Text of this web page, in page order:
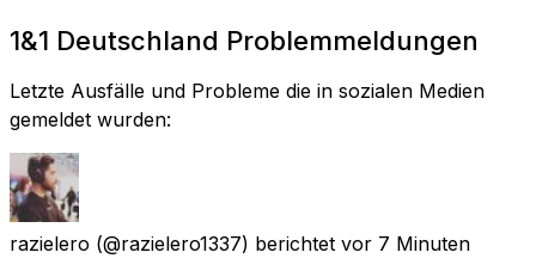
1&1 Deutschland Problemmeldungen
Letzte Ausfälle und Probleme die in sozialen Medien
gemeldet wurden:
razielero (@razielero1337) berichtet vor 7 Minuten